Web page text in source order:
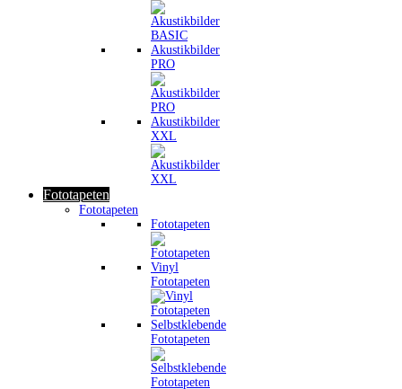
Akustikbilder
PRO
Akustikbilder
XXL
Fototapeten
Fototapeten
Fototapeten
Vinyl
Fototapeten
Selbstklebende
Fototapeten